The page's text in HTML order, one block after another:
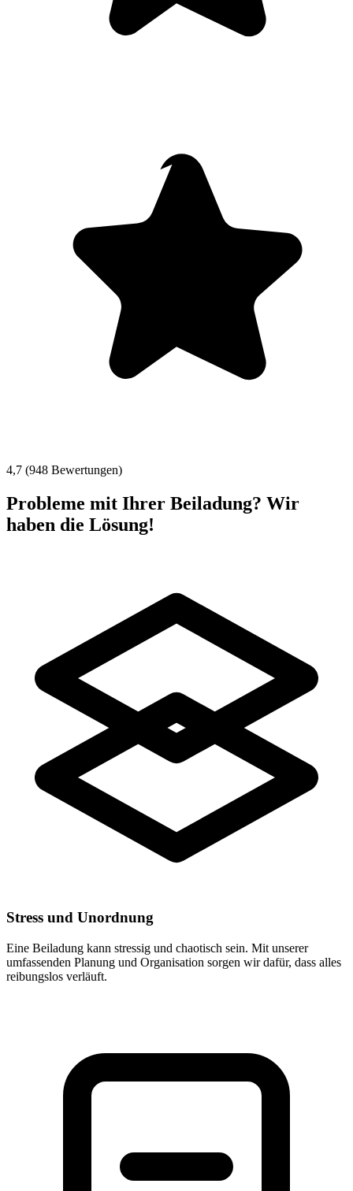
4,7 (948 Bewertungen)
Probleme mit Ihrer Beiladung? Wir
haben die Lösung!
Stress und Unordnung
Eine Beiladung kann stressig und chaotisch sein. Mit unserer
umfassenden Planung und Organisation sorgen wir dafür, dass alles
reibungslos verläuft.